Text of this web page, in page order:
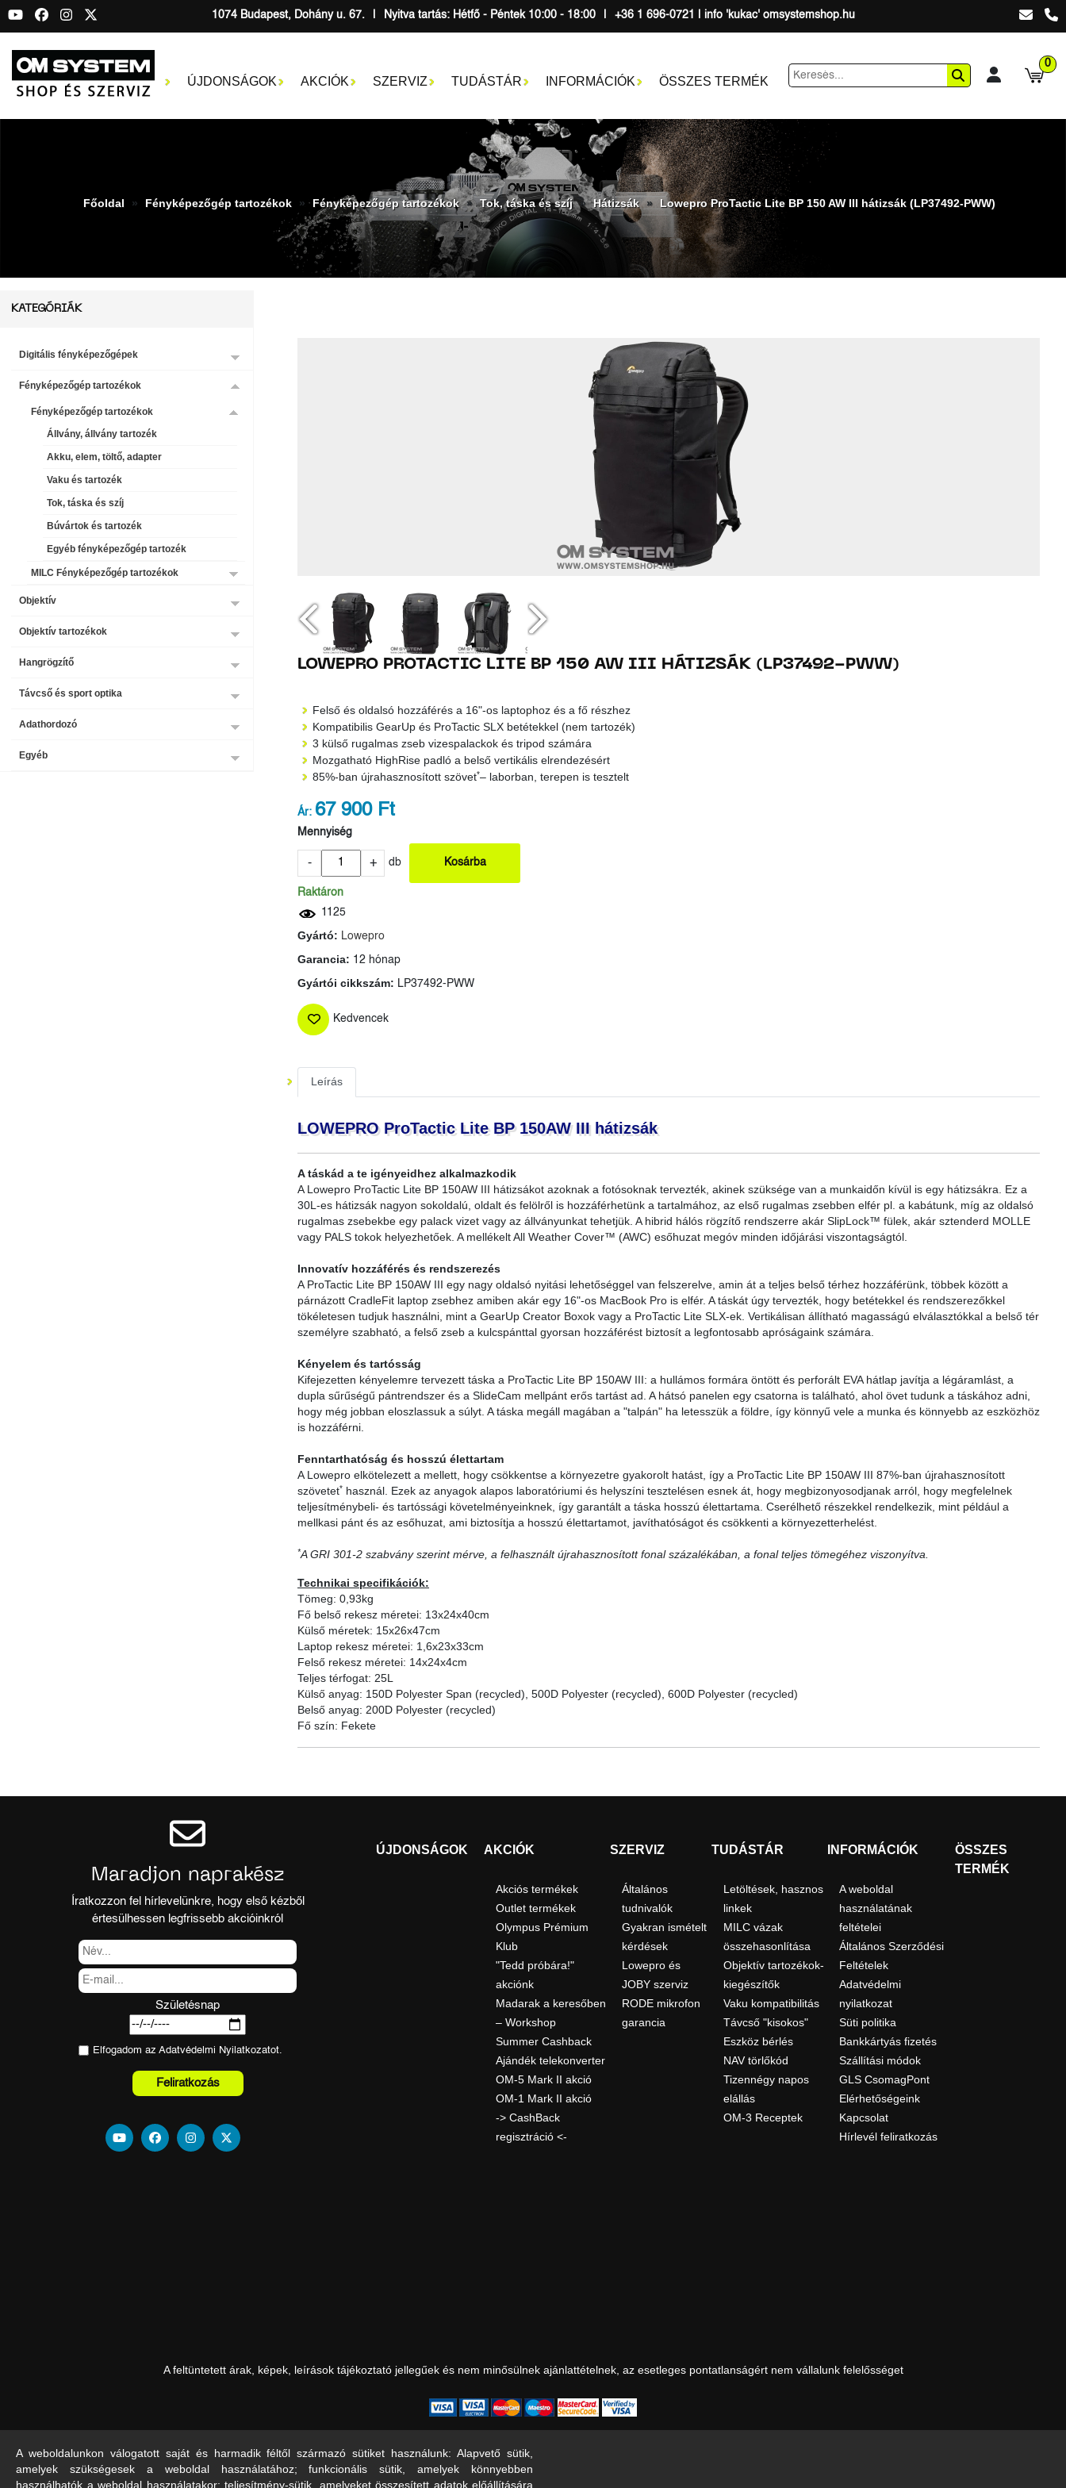
1074 Budapest, Dohány u. 67. Nyitva tartás: Hétfő - Péntek 10:00 - 18:00 +36 1 696-0721 | info 'kukac' omsystemshop.hu
ÚJDONSÁGOK AKCIÓK SZERVIZ TUDÁSTÁR INFORMÁCIÓK ÖSSZES TERMÉK
0
Főoldal Fényképezőgép tartozékok Fényképezőgép tartozékok Tok, táska és szíj Hátizsák Lowepro ProTactic Lite BP 150 AW III hátizsák (LP37492-PWW)
KATEGÓRIÁK
Digitális fényképezőgépek
Fényképezőgép tartozékok
Fényképezőgép tartozékok
Állvány, állvány tartozék
Akku, elem, töltő, adapter
Vaku és tartozék
Tok, táska és szíj
Búvártok és tartozék
Egyéb fényképezőgép tartozék
MILC Fényképezőgép tartozékok
Objektív
Objektív tartozékok
Hangrögzítő
Távcső és sport optika
Adathordozó
Egyéb
LOWEPRO PROTACTIC LITE BP 150 AW III HÁTIZSÁK (LP37492-PWW)
Felső és oldalsó hozzáférés a 16"-os laptophoz és a fő részhez
Kompatibilis GearUp és ProTactic SLX betétekkel (nem tartozék)
3 külső rugalmas zseb vizespalackok és tripod számára
Mozgatható HighRise padló a belső vertikális elrendezésért
85%-ban újrahasznosított szövet*– laborban, terepen is tesztelt
Ár: 67 900 Ft
Mennyiség
- + db Kosárba
Raktáron
1125
Gyártó: Lowepro
Garancia: 12 hónap
Gyártói cikkszám: LP37492-PWW
Kedvencek
Leírás
LOWEPRO ProTactic Lite BP 150AW III hátizsák
A táskád a te igényeidhez alkalmazkodik
A Lowepro ProTactic Lite BP 150AW III hátizsákot azoknak a fotósoknak tervezték, akinek szüksége van a munkaidőn kívül is egy hátizsákra. Ez a
30L-es hátizsák nagyon sokoldalú, oldalt és felölről is hozzáférhetünk a tartalmához, az első rugalmas zsebben elfér pl. a kabátunk, míg az oldalsó
rugalmas zsebekbe egy palack vizet vagy az állványunkat tehetjük. A hibrid hálós rögzítő rendszerre akár SlipLock™ fülek, akár sztenderd MOLLE
vagy PALS tokok helyezhetőek. A mellékelt All Weather Cover™ (AWC) esőhuzat megóv minden időjárási viszontagságtól.
Innovatív hozzáférés és rendszerezés
A ProTactic Lite BP 150AW III egy nagy oldalsó nyitási lehetőséggel van felszerelve, amin át a teljes belső térhez hozzáférünk, többek között a
párnázott CradleFit laptop zsebhez amiben akár egy 16"-os MacBook Pro is elfér. A táskát úgy tervezték, hogy betétekkel és rendszerezőkkel
tökéletesen tudjuk használni, mint a GearUp Creator Boxok vagy a ProTactic Lite SLX-ek. Vertikálisan állítható magasságú elválasztókkal a belső tér
személyre szabható, a felső zseb a kulcspánttal gyorsan hozzáférést biztosít a legfontosabb apróságaink számára.
Kényelem és tartósság
Kifejezetten kényelemre tervezett táska a ProTactic Lite BP 150AW III: a hullámos formára öntött és perforált EVA hátlap javítja a légáramlást, a
dupla sűrűségű pántrendszer és a SlideCam mellpánt erős tartást ad. A hátsó panelen egy csatorna is található, ahol övet tudunk a táskához adni,
hogy még jobban eloszlassuk a súlyt. A táska megáll magában a "talpán" ha letesszük a földre, így könnyű vele a munka és könnyebb az eszközhöz
is hozzáférni.
Fenntarthatóság és hosszú élettartam
A Lowepro elkötelezett a mellett, hogy csökkentse a környezetre gyakorolt ​​hatást, így a ProTactic Lite BP 150AW III 87%-ban újrahasznosított
szövetet* használ. Ezek az anyagok alapos laboratóriumi és helyszíni tesztelésen esnek át, hogy megbizonyosodjanak arról, hogy megfelelnek
teljesítménybeli- és tartóssági követelményeinknek, így garantált a táska hosszú élettartama. Cserélhető részekkel rendelkezik, mint például a
mellkasi pánt és az esőhuzat, ami biztosítja a hosszú élettartamot, javíthatóságot és csökkenti a környezetterhelést.
*A GRI 301-2 szabvány szerint mérve, a felhasznált újrahasznosított fonal százalékában, a fonal teljes tömegéhez viszonyítva.
Technikai specifikációk:
Tömeg: 0,93kg
Fő belső rekesz méretei: 13x24x40cm
Külső méretek: 15x26x47cm
Laptop rekesz méretei: 1,6x23x33cm
Felső rekesz méretei: 14x24x4cm
Teljes térfogat: 25L
Külső anyag: 150D Polyester Span (recycled), 500D Polyester (recycled), 600D Polyester (recycled)
Belső anyag: 200D Polyester (recycled)
Fő szín: Fekete
Maradjon naprakész
Íratkozzon fel hírlevelünkre, hogy első kézből
értesülhessen legfrissebb akcióinkról
Születésnap
Elfogadom azAdatvédelmi Nyilatkozatot.
Feliratkozás
ÚJDONSÁGOK AKCIÓK
Akciós termékek
Outlet termékek
Olympus Prémium
Klub
"Tedd próbára!"
akciónk
Madarak a keresőben
– Workshop
Summer Cashback
Ajándék telekonverter
OM-5 Mark II akció
OM-1 Mark II akció
-> CashBack
regisztráció <-
SZERVIZ
Általános
tudnivalók
Gyakran ismételt
kérdések
Lowepro és
JOBY szerviz
RODE mikrofon
garancia
TUDÁSTÁR
Letöltések, hasznos
linkek
MILC vázak
összehasonlítása
Objektív tartozékok-
kiegészítők
Vaku kompatibilitás
Távcső "kisokos"
Eszköz bérlés
NAV törlőkód
Tizennégy napos
elállás
OM-3 Receptek
INFORMÁCIÓK
A weboldal
használatának
feltételei
Általános Szerződési
Feltételek
Adatvédelmi
nyilatkozat
Süti politika
Bankkártyás fizetés
Szállítási módok
GLS CsomagPont
Elérhetőségeink
Kapcsolat
Hírlevél feliratkozás
ÖSSZES
TERMÉK
A feltüntetett árak, képek, leírások tájékoztató jellegűek és nem minősülnek ajánlattételnek, az esetleges pontatlanságért nem vállalunk felelősséget
A weboldalunkon válogatott saját és harmadik féltől származó sütiket használunk: Alapvető sütik,
amelyek szükségesek a weboldal használatához; funkcionális sütik, amelyek könnyebben
használhatók a weboldal használatakor; teljesítmény-sütik, amelyeket összesített adatok előállítására